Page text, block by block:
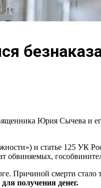
Юрия Сычева и
и статье 125 УК
обвиняемых,
Причиной смерти
получения денег.